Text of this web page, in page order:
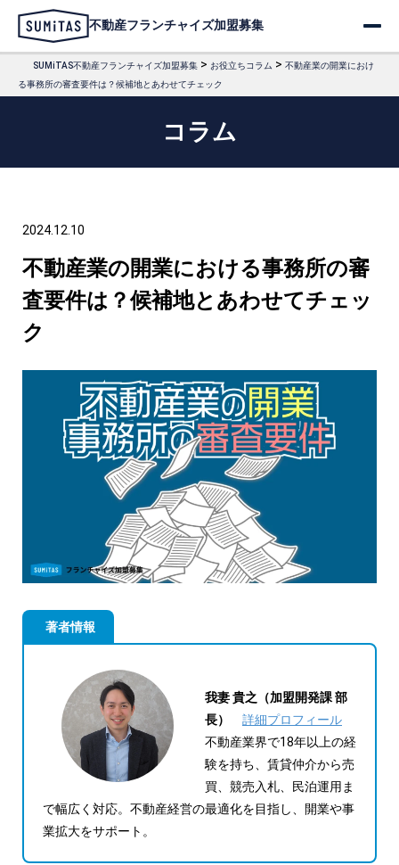
不動産フランチャイズ加盟募集
SUMiTAS不動産フランチャイズ加盟募集 > お役立ちコラム > 不動産業の開業におけ
る事務所の審査要件は？候補地とあわせてチェック
コラム
2024.12.10
不動産業の開業における事務所の審
査要件は？候補地とあわせてチェッ
ク
著者情報
我妻 貴之（加盟開発課 部
長）
詳細プロフィール
不動産業界で18年以上の経
験を持ち、賃貸仲介から売
買、競売入札、民泊運用ま
で幅広く対応。不動産経営の最適化を目指し、開業や事
業拡大をサポート。